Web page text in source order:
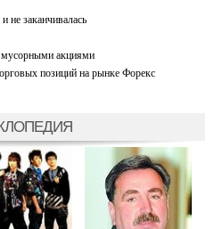
не заканчивалась
мусорными акциями
позиций на рынке Форекс